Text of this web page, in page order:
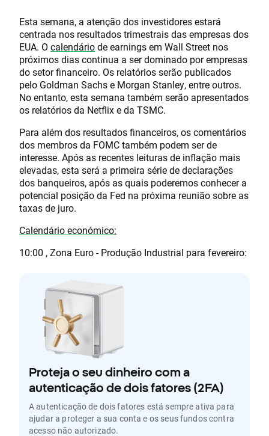
Esta semana, a atenção dos investidores estará
centrada nos resultados trimestrais das empresas dos
EUA. O calendáriode earnings em Wall Street nos
próximos dias continua a ser dominado por empresas
do setor financeiro. Os relatórios serão publicados
pelo Goldman Sachs e Morgan Stanley, entre outros.
No entanto, esta semana também serão apresentados
os relatórios da Netflix e da TSMC.
Para além dos resultados financeiros, os comentários
dos membros da FOMC também podem ser de
interesse. Após as recentes leituras de inflação mais
elevadas, esta será a primeira série de declarações
dos banqueiros, após as quais poderemos conhecer a
potencial posição da Fed na próxima reunião sobre as
taxas de juro.
Calendário económico:
10:00 , Zona Euro - Produção Industrial para fevereiro:
Proteja o seu dinheiro com a
autenticação de dois fatores (2FA)
A autenticação de dois fatores está sempre ativa para
ajudar a proteger a sua conta e os seus fundos contra
acesso não autorizado.